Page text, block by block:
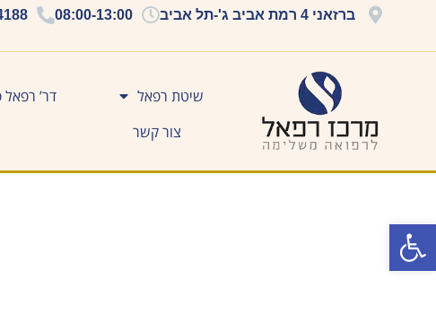
פתח סרגל נגישות
ברזאני 4 רמת אביב ג'-תל אביב 08:00-13:00
שיטת רפאל דר’
צור קשר